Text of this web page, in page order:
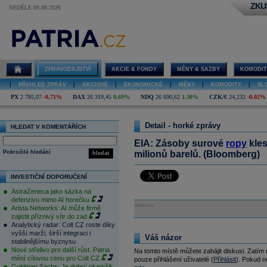
NEDĚLE 09.08.2026
ZPRAVODAJSTVÍ AKCIE & FONDY MĚNY & SAZBY
PŘEHLED ZPRÁV AKCIOVÉ EKONOMICKÉ MĚNY KOMODITY
PX 2 785,07 -0,71% DAX 26 319,45 0,69% NDQ 26 690,62 1,30% CZK/€ 24,232 -0,02%
HLEDAT V KOMENTÁŘÍCH
hledat
Pokročilé hledání
INVESTIČNÍ DOPORUČENÍ
AstraZeneca jako sázka na
defenzivu mimo AI horečku
Arista Networks: AI může firmě
zajistit příznivý vítr do zad
Analytický radar: Colt CZ roste díky
vyšší marži, širší integraci i
stabilnějšímu byznysu
Nové střelivo pro další růst. Patria
mění cílovou cenu pro Colt CZ
Detail - horké zprávy
EIA: Zásoby surové ropy
milionů barelů. (Bloomberg)
Reklama
Váš názor
Na tomto místě můžete zahájit diskusi.
pouze přihlášení uživatelé (Přihlásit). Pokud